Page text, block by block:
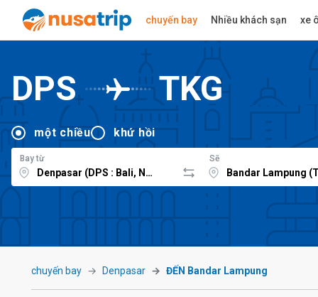
chuyến bay Nhiều khách sạn xe
DPS TKG
một chiều khứ hồi
Bay từ Sẽ
chuyến bay Denpasar ĐẾN Bandar Lampung